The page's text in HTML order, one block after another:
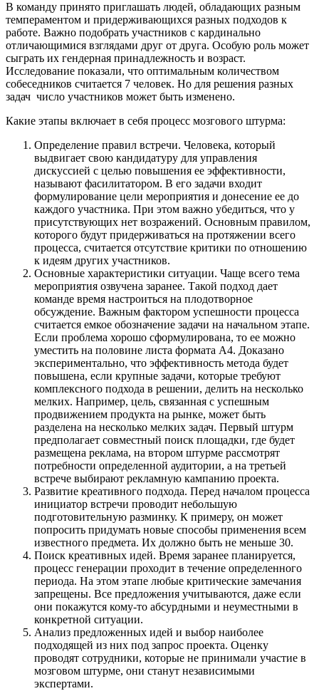
В команду принято приглашать людей, обладающих разным
темпераментом и придерживающихся разных подходов к
работе. Важно подобрать участников с кардинально
отличающимися взглядами друг от друга. Особую роль может
сыграть их гендерная принадлежность и возраст.
Исследование показали, что оптимальным количеством
собеседников считается 7 человек. Но для решения разных
задач число участников может быть изменено.
Какие этапы включает в себя процесс мозгового штурма:
Определение правил встречи. Человека, который
выдвигает свою кандидатуру для управления
дискуссией с целью повышения ее эффективности,
называют фасилитатором. В его задачи входит
формулирование цели мероприятия и донесение ее до
каждого участника. При этом важно убедиться, что у
присутствующих нет возражений. Основным правилом,
которого будут придерживаться на протяжении всего
процесса, считается отсутствие критики по отношению
к идеям других участников.
Основные характеристики ситуации. Чаще всего тема
мероприятия озвучена заранее. Такой подход дает
команде время настроиться на плодотворное
обсуждение. Важным фактором успешности процесса
считается емкое обозначение задачи на начальном этапе.
Если проблема хорошо сформулирована, то ее можно
уместить на половине листа формата А4. Доказано
экспериментально, что эффективность метода будет
повышена, если крупные задачи, которые требуют
комплексного подхода в решении, делить на несколько
мелких. Например, цель, связанная с успешным
продвижением продукта на рынке, может быть
разделена на несколько мелких задач. Первый штурм
предполагает совместный поиск площадки, где будет
размещена реклама, на втором штурме рассмотрят
потребности определенной аудитории, а на третьей
встрече выбирают рекламную кампанию проекта.
Развитие креативного подхода. Перед началом процесса
инициатор встречи проводит небольшую
подготовительную разминку. К примеру, он может
попросить придумать новые способы применения всем
известного предмета. Их должно быть не меньше 30.
Поиск креативных идей. Время заранее планируется,
процесс генерации проходит в течение определенного
периода. На этом этапе любые критические замечания
запрещены. Все предложения учитываются, даже если
они покажутся кому-то абсурдными и неуместными в
конкретной ситуации.
Анализ предложенных идей и выбор наиболее
подходящей из них под запрос проекта. Оценку
проводят сотрудники, которые не принимали участие в
мозговом штурме, они станут независимыми
экспертами.